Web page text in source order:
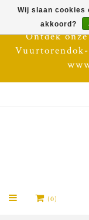
Ontdek
(0)
Wij slaan cookies
akkoord?